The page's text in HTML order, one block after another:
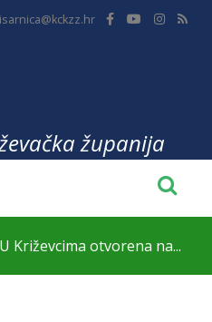
županija
U Križevcima otvorena na...